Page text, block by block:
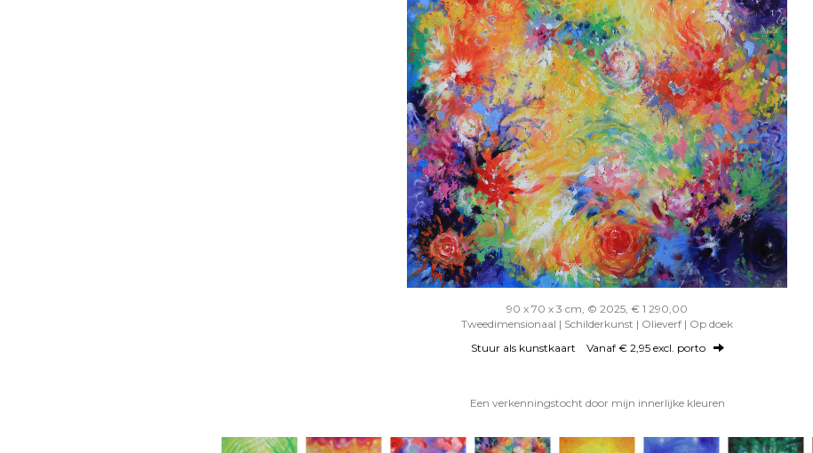
90 x 70 x 3 cm, © 2025, € 1 290,00
Tweedimensionaal | Schilderkunst | Olieverf | Op doek
Stuur als kunstkaart Vanaf € 2,95 excl. porto
Een verkenningstocht door mijn innerlijke kleuren